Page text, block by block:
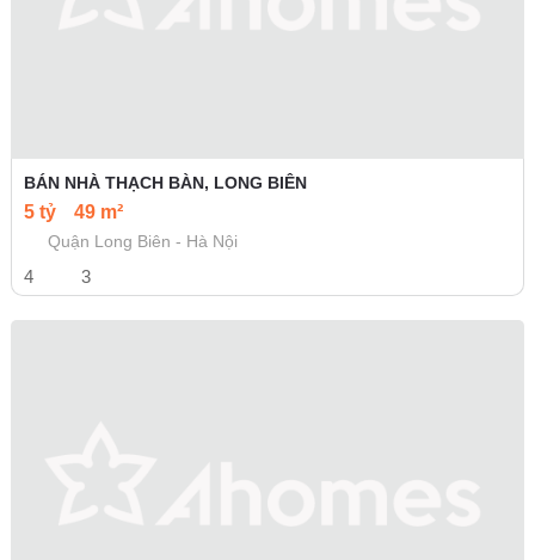
BÁN NHÀ THẠCH BÀN, LONG BIÊN
5 tỷ 49 m²
Quận Long Biên - Hà Nội
4 3